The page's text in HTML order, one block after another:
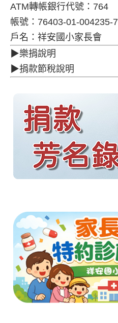
ATM轉帳銀行代號：764
帳號：76403-01-004235-7
戶名：祥安國小家長會
▶樂捐說明
▶捐款節稅說明